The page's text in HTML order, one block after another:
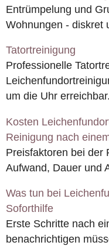
Entrümpelung und
Wohnungen - diskret
Tatortreinigung
Professionelle
um die Uhr erreichbar.
Kosten
Reinigung nach
Preisfaktoren bei der
Aufwand, Dauer und
Was tun bei
Soforthilfe
Erste Schritte nach
benachrichtigen